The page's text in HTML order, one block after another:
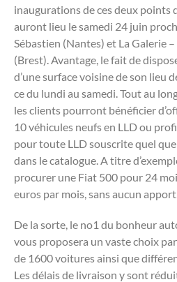
inaugurations de ces deux points
auront lieu le samedi 24 juin
Sébastien (Nantes) et La Galerie –
(Brest). Avantage, le fait de
d’une surface voisine de son lieu
ce du lundi au samedi. Tout au
les clients pourront bénéficier
10 véhicules neufs en LLD ou
pour toute LLD souscrite quel
dans le catalogue. A titre
procurer une Fiat 500 pour 24
euros par mois, sans aucun
De la sorte, le no1 du bonheur
vous proposera un vaste choix
de 1600 voitures ainsi que
Les délais de livraison y sont